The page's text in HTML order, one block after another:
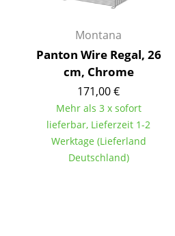
Montana
Panton Wire Regal, 26
cm, Chrome
171,00 €
Mehr als 3 x sofort
lieferbar, Lieferzeit 1-2
Werktage (Lieferland
Deutschland)